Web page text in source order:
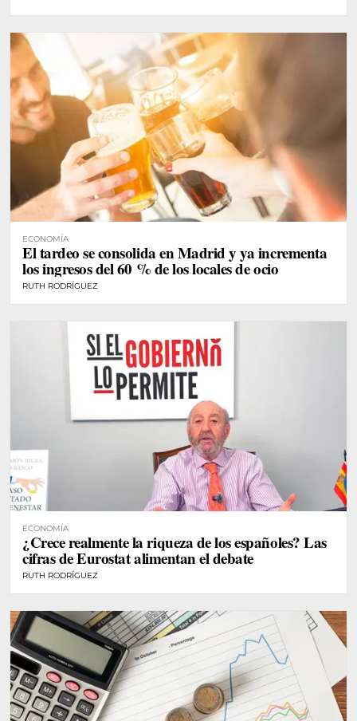
ECONOMÍA
El tardeo se consolida en Madrid y ya incrementa
los ingresos del 60 % de los locales de ocio
RUTH RODRÍGUEZ
ECONOMÍA
¿Crece realmente la riqueza de los españoles? Las
cifras de Eurostat alimentan el debate
RUTH RODRÍGUEZ